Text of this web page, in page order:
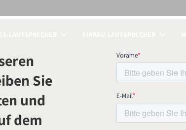
Sie
und
dem